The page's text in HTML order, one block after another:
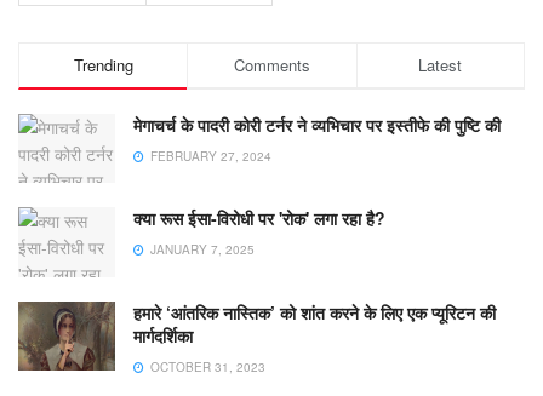
Trending Comments Latest
मेगाचर्च के पादरी कोरी टर्नर ने व्यभिचार पर इस्तीफे की पुष्टि की
FEBRUARY 27, 2024
क्या रूस ईसा-विरोधी पर 'रोक' लगा रहा है?
JANUARY 7, 2025
हमारे ‘आंतरिक नास्तिक’ को शांत करने के लिए एक प्यूरिटन की
मार्गदर्शिका
OCTOBER 31, 2023